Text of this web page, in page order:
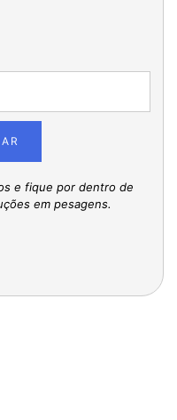
e fique por dentro de
em pesagens.